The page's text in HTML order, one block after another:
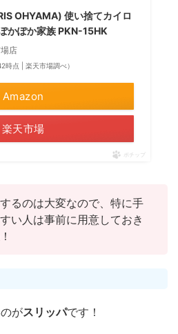
OHYAMA) 使い捨てカイロ
かぽか家族 PKN-15HK
店
時点 | 楽天市場調べ）
Amazon
楽天市場
ポチップ
るのは大変なので、特に手
い人は事前に用意しておき
がスリッパです！